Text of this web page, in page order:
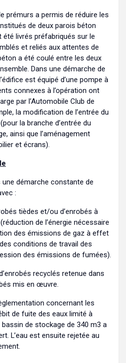
prémurs a permis de réduire les
de deux parois béton
livrés préfabriqués sur le
et reliés aux attentes de
a été coulé entre les deux
Dans une démarche de
est équipé d’une pompe à
connexes à l’opération ont
par l’Automobile Club de
la modification de l’entrée du
la branche d’entrée du
ainsi que l’aménagement
et écrans).
une démarche constante de
:
tièdes et/ou d’enrobés à
de l’énergie nécessaire
des émissions de gaz à effet
conditions de travail des
des émissions de fumées).
recyclés retenue dans
mis en œuvre.
concernant les
de fuite des eaux limité à
de stockage de 340 m3 a
L’eau est ensuite rejetée au